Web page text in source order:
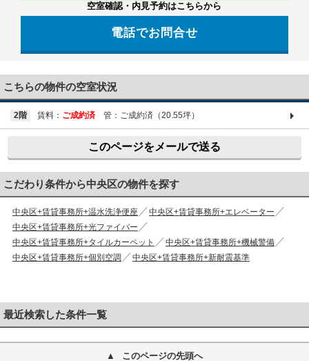
空室確認・内見予約はこちらから
電話でお問合せ
こちらの物件の空室状況
2階 賃料： ご成約済 管：ご成約済（20.55坪）
このページをメールで送る
こだわり条件から中央区の物件を探す
中央区+賃貸事務所+温水洗浄便座
中央区+賃貸事務所+エレベーター
中央区+賃貸事務所+光ファイバー
中央区+賃貸事務所+タイルカーペット
中央区+賃貸事務所+機械警備
中央区+賃貸事務所+個別空調
中央区+賃貸事務所+新耐震基準
最近検索した条件一覧
このページの先頭へ